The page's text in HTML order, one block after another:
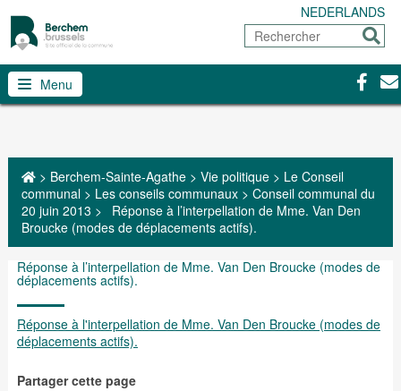
NEDERLANDS
Rechercher
Menu
> Berchem-Sainte-Agathe> Vie politique> Le Conseil
communal> Les conseils communaux> Conseil communal du
20 juin 2013 >
Réponse à l’interpellation de Mme. Van Den
Broucke (modes de déplacements actifs).
Réponse à l’interpellation de Mme. Van Den Broucke (modes de
déplacements actifs).
Réponse à l'interpellation de Mme. Van Den Broucke (modes de
déplacements actifs).
Partager cette page